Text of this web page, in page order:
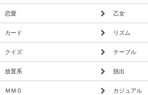
恋愛 乙女
カード リズム
クイズ テーブル
放置系 脱出
ＭＭＯ カジュアル